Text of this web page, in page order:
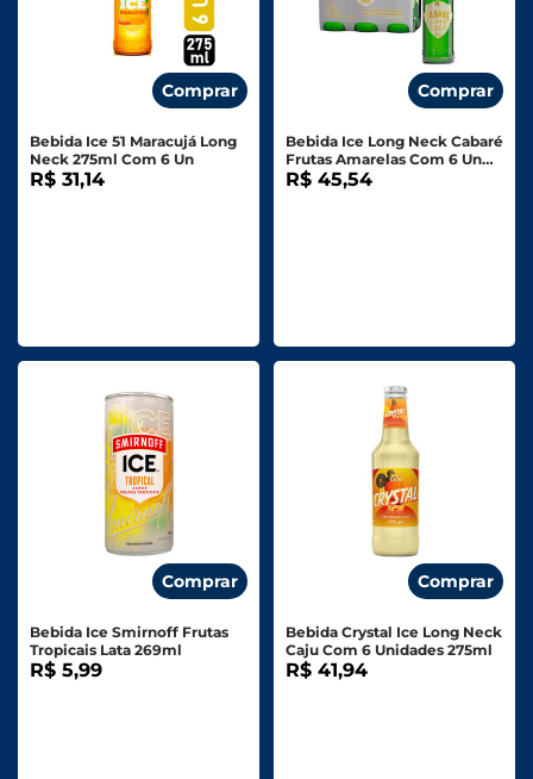
Comprar
Bebida Ice 51 Maracujá Long
Neck 275ml Com 6 Un
R$ 31,14
Comprar
Bebida Ice Long Neck Cabaré
Frutas Amarelas Com 6 Un
275ml
R$ 45,54
Comprar
Bebida Ice Smirnoff Frutas
Tropicais Lata 269ml
R$ 5,99
Comprar
Bebida Crystal Ice Long Neck
Caju Com 6 Unidades 275ml
R$ 41,94